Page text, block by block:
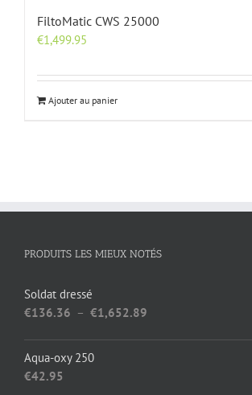
FiltoMatic CWS 25000
€1,499.95
Ajouter au panier
PRODUITS LES MIEUX NOTÉS
Soldat dressé
€136.36 – €1,652.89
Aqua-oxy 250
€42.95